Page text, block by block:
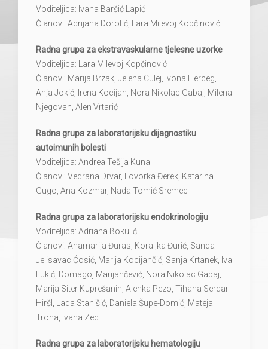
Voditeljica: Ivana Baršić Lapić
Članovi: Adrijana Dorotić, Lara Milevoj Kopčinović
Radna grupa za ekstravaskularne tjelesne uzorke
Voditeljica: Lara Milevoj Kopčinović
Članovi: Marija Brzak, Jelena Culej, Ivona Herceg,
Anja Jokić, Irena Kocijan, Nora Nikolac Gabaj, Milena
Njegovan, Alen Vrtarić
Radna grupa za laboratorijsku dijagnostiku
autoimunih bolesti
Voditeljica: Andrea Tešija Kuna
Članovi: Vedrana Drvar, Lovorka Đerek, Katarina
Gugo, Ana Kozmar, Nada Tomić Sremec
Radna grupa za laboratorijsku endokrinologiju
Voditeljica: Adriana Bokulić
Članovi: Anamarija Đuras, Koraljka Đurić, Sanda
Jelisavac Ćosić, Marija Kocijančić, Sanja Krtanek, Iva
Lukić, Domagoj Marijančević, Nora Nikolac Gabaj,
Marija Siter Kuprešanin, Alenka Pezo, Tihana Serdar
Hiršl, Lada Stanišić, Daniela Šupe-Domić, Mateja
Troha, Ivana Zec
Radna grupa za laboratorijsku hematologiju